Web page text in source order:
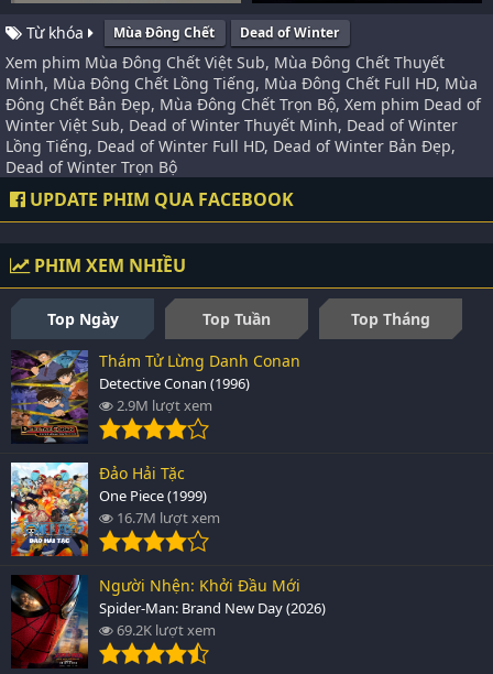
Từ khóa Mùa Đông Chết Dead of Winter
Xem phim Mùa Đông Chết Việt Sub, Mùa Đông Chết Thuyết
Minh, Mùa Đông Chết Lồng Tiếng, Mùa Đông Chết Full HD, Mùa
Đông Chết Bản Đẹp, Mùa Đông Chết Trọn Bộ, Xem phim Dead of
Winter Việt Sub, Dead of Winter Thuyết Minh, Dead of Winter
Lồng Tiếng, Dead of Winter Full HD, Dead of Winter Bản Đẹp,
Dead of Winter Trọn Bộ
UPDATE PHIM QUA FACEBOOK
PHIM XEM NHIỀU
Top Ngày Top Tuần
Top Tháng
Thám Tử Lừng Danh Conan
Detective Conan (1996)
2.9M lượt xem
Đảo Hải Tặc
One Piece (1999)
16.7M lượt xem
Người Nhện: Khởi Đầu Mới
Spider-Man: Brand New Day (2026)
69.2K lượt xem